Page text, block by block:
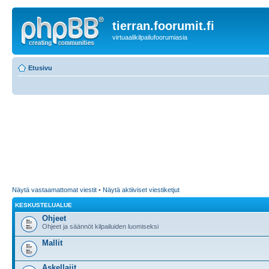
tierran.foorumit.fi
virtuaalikilpailufoorumiasia
Etusivu
Näytä vastaamattomat viestit • Näytä aktiiviset viestiketjut
KESKUSTELUALUE
Ohjeet
Ohjeet ja säännöt kilpailuiden luomiseksi
Mallit